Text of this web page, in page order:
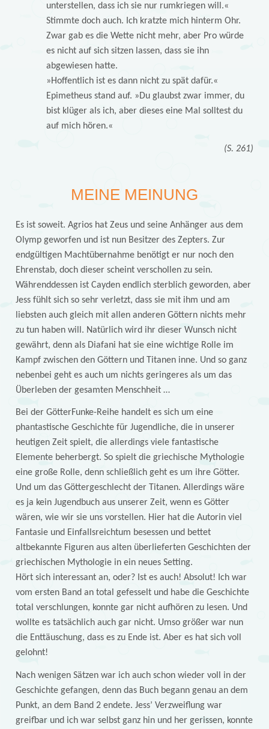
unterstellen, dass ich sie nur rumkriegen will.«
Stimmte doch auch. Ich kratzte mich hinterm Ohr.
Zwar gab es die Wette nicht mehr, aber Pro würde
es nicht auf sich sitzen lassen, dass sie ihn
abgewiesen hatte.
»Hoffentlich ist es dann nicht zu spät dafür.«
Epimetheus stand auf. »Du glaubst zwar immer, du
bist klüger als ich, aber dieses eine Mal solltest du
auf mich hören.«
(S. 261)
MEINE MEINUNG
Es ist soweit. Agrios hat Zeus und seine Anhänger aus dem
Olymp geworfen und ist nun Besitzer des Zepters. Zur
endgültigen Machtübernahme benötigt er nur noch den
Ehrenstab, doch dieser scheint verschollen zu sein.
Währenddessen ist Cayden endlich sterblich geworden, aber
Jess fühlt sich so sehr verletzt, dass sie mit ihm und am
liebsten auch gleich mit allen anderen Göttern nichts mehr
zu tun haben will. Natürlich wird ihr dieser Wunsch nicht
gewährt, denn als Diafani hat sie eine wichtige Rolle im
Kampf zwischen den Göttern und Titanen inne. Und so ganz
nebenbei geht es auch um nichts geringeres als um das
Überleben der gesamten Menschheit …
Bei der GötterFunke-Reihe handelt es sich um eine
phantastische Geschichte für Jugendliche, die in unserer
heutigen Zeit spielt, die allerdings viele fantastische
Elemente beherbergt. So spielt die griechische Mythologie
eine große Rolle, denn schließlich geht es um ihre Götter.
Und um das Göttergeschlecht der Titanen. Allerdings wäre
es ja kein Jugendbuch aus unserer Zeit, wenn es Götter
wären, wie wir sie uns vorstellen. Hier hat die Autorin viel
Fantasie und Einfallsreichtum besessen und bettet
altbekannte Figuren aus alten überlieferten Geschichten der
griechischen Mythologie in ein neues Setting.
Hört sich interessant an, oder? Ist es auch! Absolut! Ich war
vom ersten Band an total gefesselt und habe die Geschichte
total verschlungen, konnte gar nicht aufhören zu lesen. Und
wollte es tatsächlich auch gar nicht. Umso größer war nun
die Enttäuschung, dass es zu Ende ist. Aber es hat sich voll
gelohnt!
Nach wenigen Sätzen war ich auch schon wieder voll in der
Geschichte gefangen, denn das Buch begann genau an dem
Punkt, an dem Band 2 endete. Jess’ Verzweiflung war
greifbar und ich war selbst ganz hin und her gerissen, konnte